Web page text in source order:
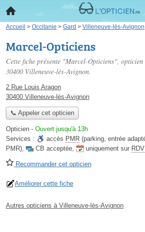
Accueil > Occitanie > Gard > Villeneuve-lès-Avignon
Marcel-Opticiens
Cette fiche présente "Marcel-Opticiens", opticien
30400 Villeneuve-lès-Avignon.
2 Rue Louis Aragon
30400 Villeneuve-lès-Avignon
📞 Appeler cet opticien
Opticien - Ouvert jusqu'à 13h
Services :
accès PMR (parking, entrée
PMR), CB acceptée, uniquement sur RDV
Recommander cet opticien
Améliorer cette fiche
Autres opticiens à Villeneuve-lès-Avignon